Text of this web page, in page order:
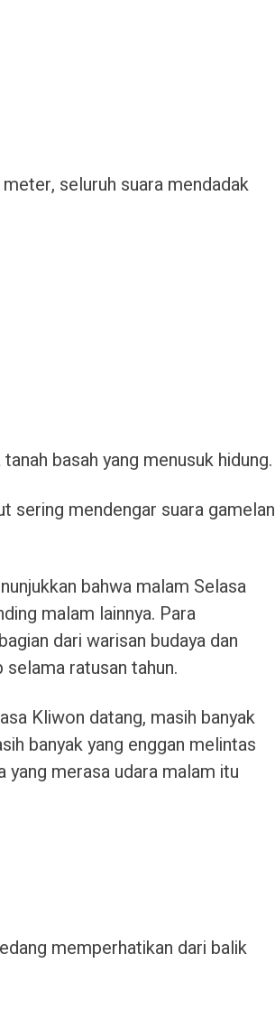
seluruh suara mendadak
basah yang menusuk hidung.
sering mendengar suara gamelan
bahwa malam Selasa
malam lainnya. Para
dari warisan budaya dan
ratusan tahun.
Kliwon datang, masih banyak
banyak yang enggan melintas
yang merasa udara malam itu
memperhatikan dari balik